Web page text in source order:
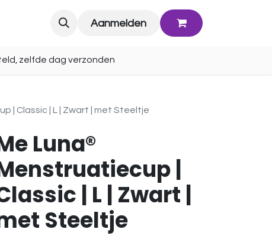
Aanmelden
zelfde dag verzonden
| Classic | L | Zwart | met Steeltje
Luna®
|
| L | Zwart |
Steeltje